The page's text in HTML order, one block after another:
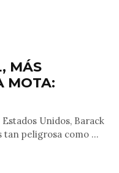
MÁS
MOTA:
Unidos, Barack
tan peligrosa como ...